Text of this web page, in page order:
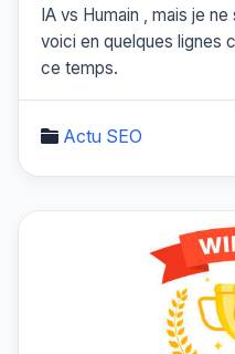
IA vs Humain , mais je
voici en quelques lignes
ce temps.
Actu SEO